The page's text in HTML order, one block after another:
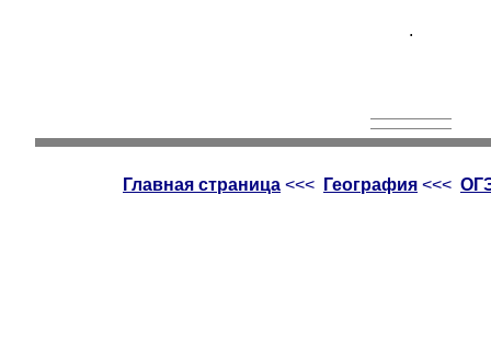
.
Главная страница <<< География <<<